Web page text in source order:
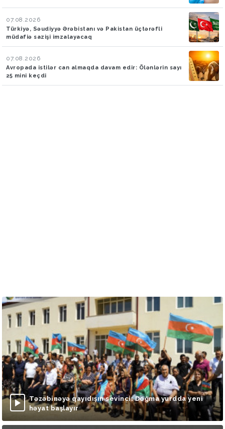
07.08.2026
Türkiyə, Səudiyyə Ərəbistanı və Pakistan üçtərəfli
müdafiə sazişi imzalayacaq
07.08.2026
Avropada istilər can almaqda davam edir: Ölənlərin sayı
25 mini keçdi
Təzəbinəyə qayıdışın sevinci: Doğma yurdda yeni
həyat başlayır